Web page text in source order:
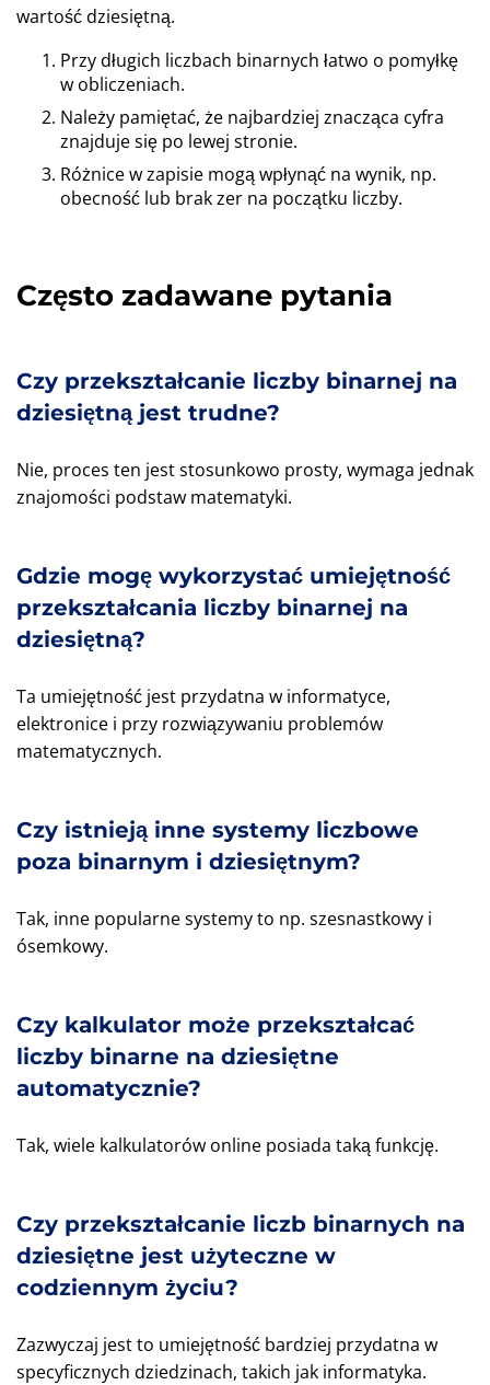
wartość dziesiętną.
Przy długich liczbach binarnych łatwo o pomyłkę
w obliczeniach.
Należy pamiętać, że najbardziej znacząca cyfra
znajduje się po lewej stronie.
Różnice w zapisie mogą wpłynąć na wynik, np.
obecność lub brak zer na początku liczby.
Często zadawane pytania
Czy przekształcanie liczby binarnej na
dziesiętną jest trudne?
Nie, proces ten jest stosunkowo prosty, wymaga jednak
znajomości podstaw matematyki.
Gdzie mogę wykorzystać umiejętność
przekształcania liczby binarnej na
dziesiętną?
Ta umiejętność jest przydatna w informatyce,
elektronice i przy rozwiązywaniu problemów
matematycznych.
Czy istnieją inne systemy liczbowe
poza binarnym i dziesiętnym?
Tak, inne popularne systemy to np. szesnastkowy i
ósemkowy.
Czy kalkulator może przekształcać
liczby binarne na dziesiętne
automatycznie?
Tak, wiele kalkulatorów online posiada taką funkcję.
Czy przekształcanie liczb binarnych na
dziesiętne jest użyteczne w
codziennym życiu?
Zazwyczaj jest to umiejętność bardziej przydatna w
specyficznych dziedzinach, takich jak informatyka.